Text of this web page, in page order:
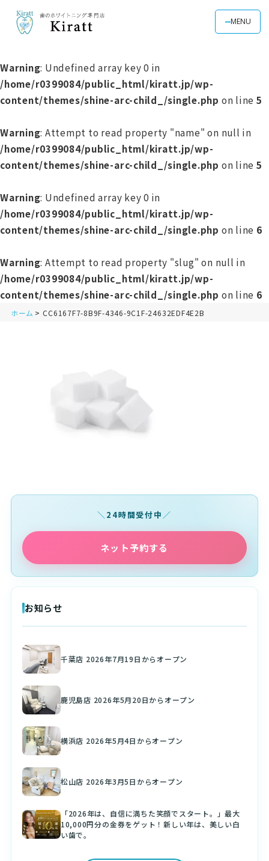
MENU
Warning: Undefined array key 0 in
/home/r0399084/public_html/kiratt.jp/wp-
content/themes/shine-arc-child_/single.php on line 5
Warning: Attempt to read property "name" on null in
/home/r0399084/public_html/kiratt.jp/wp-
content/themes/shine-arc-child_/single.php on line 5
Warning: Undefined array key 0 in
/home/r0399084/public_html/kiratt.jp/wp-
content/themes/shine-arc-child_/single.php on line 6
Warning: Attempt to read property "slug" on null in
/home/r0399084/public_html/kiratt.jp/wp-
content/themes/shine-arc-child_/single.php on line 6
ホーム CC6167F7-8B9F-4346-9C1F-24632EDF4E2B
24時間受付中
ネット予約する
お知らせ
千葉店 2026年7月19日からオープン
鹿児島店 2026年5月20日からオープン
横浜店 2026年5月4日からオープン
松山店 2026年3月5日からオープン
「2026年は、自信に満ちた笑顔でスタート。」最大
10,000円分の金券をゲット！新しい年は、美しい白
い歯で。